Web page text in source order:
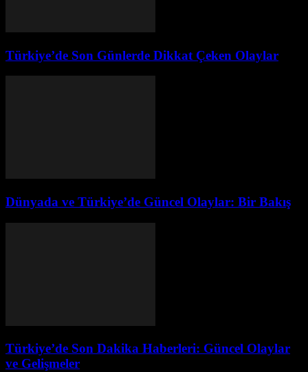
Türkiye’de Son Günlerde Dikkat Çeken Olaylar
Dünyada ve Türkiye’de Güncel Olaylar: Bir Bakış
Türkiye’de Son Dakika Haberleri: Güncel Olaylar
ve Gelişmeler